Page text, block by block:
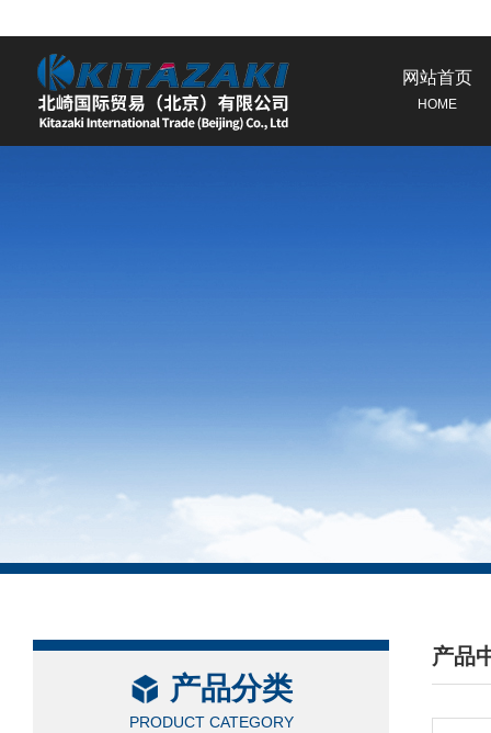
网站首页
HOME
产品分类
PRODUCT CATEGORY
产品
/